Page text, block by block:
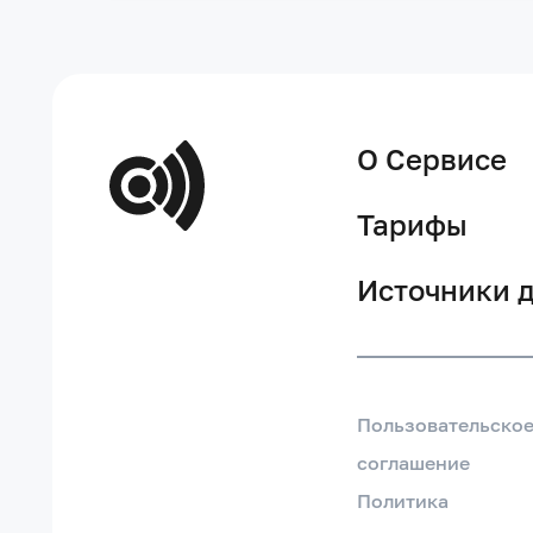
О Сервисе
Тарифы
Источники
Пользовательское
соглашение
Политика